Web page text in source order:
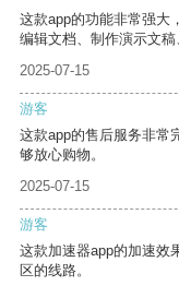
这款app的功能非常强大
编辑文档、制作演示文稿
2025-07-15
游客
这款app的售后服务非常
够放心购物。
2025-07-15
游客
这款加速器app的加速效
区的线路。